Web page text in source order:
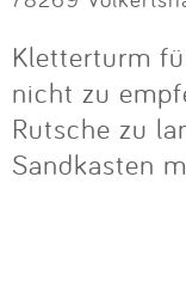
Kletterturm
nicht zu
Rutsche zu
Sandkasten